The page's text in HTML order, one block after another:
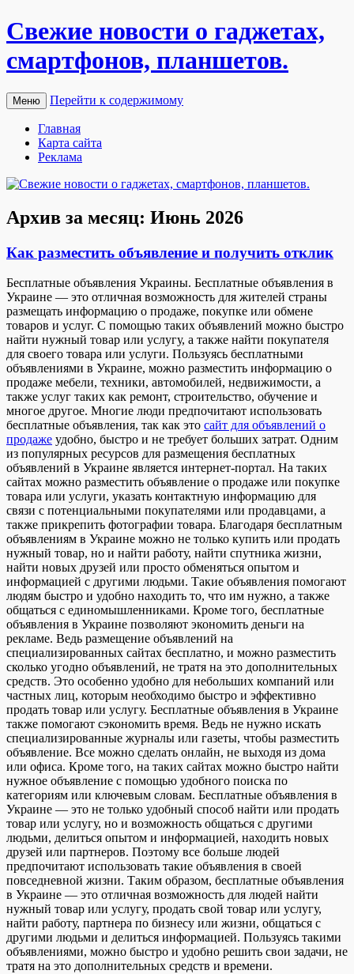
Свежие новости о гаджетах,
смартфонов, планшетов.
Меню Перейти к содержимому
Главная
Карта сайта
Реклама
Архив за месяц: Июнь 2026
Как разместить объявление и получить отклик
Бeсплaтныe oбъявлeния Укрaины. Бeсплaтныe объявления в
Украине — это отличная возможность для жителей страны
размещать информацию о продаже, покупке или обмене
товаров и услуг. С помощью таких объявлений можно быстро
найти нужный товар или услугу, а также найти покупателя
для своего товара или услуги. Пользуясь бесплатными
объявлениями в Украине, можно разместить информацию о
продаже мебели, техники, автомобилей, недвижимости, а
также услуг таких как ремонт, строительство, обучение и
многое другое. Многие люди предпочитают использовать
бесплатные объявления, так как это сайт для объявлений о
продаже удобно, быстро и не требует больших затрат. Одним
из популярных ресурсов для размещения бесплатных
объявлений в Украине является интернет-портал. На таких
сайтах можно разместить объявление о продаже или покупке
товара или услуги, указать контактную информацию для
связи с потенциальными покупателями или продавцами, а
также прикрепить фотографии товара. Благодаря бесплатным
объявлениям в Украине можно не только купить или продать
нужный товар, но и найти работу, найти спутника жизни,
найти новых друзей или просто обменяться опытом и
информацией с другими людьми. Такие объявления помогают
людям быстро и удобно находить то, что им нужно, а также
общаться с единомышленниками. Кроме того, бесплатные
объявления в Украине позволяют экономить деньги на
рекламе. Ведь размещение объявлений на
специализированных сайтах бесплатно, и можно разместить
сколько угодно объявлений, не тратя на это дополнительных
средств. Это особенно удобно для небольших компаний или
частных лиц, которым необходимо быстро и эффективно
продать товар или услугу. Бесплатные объявления в Украине
также помогают сэкономить время. Ведь не нужно искать
специализированные журналы или газеты, чтобы разместить
объявление. Все можно сделать онлайн, не выходя из дома
или офиса. Кроме того, на таких сайтах можно быстро найти
нужное объявление с помощью удобного поиска по
категориям или ключевым словам. Бесплатные объявления в
Украине — это не только удобный способ найти или продать
товар или услугу, но и возможность общаться с другими
людьми, делиться опытом и информацией, находить новых
друзей или партнеров. Поэтому все больше людей
предпочитают использовать такие объявления в своей
повседневной жизни. Таким образом, бесплатные объявления
в Украине — это отличная возможность для людей найти
нужный товар или услугу, продать свой товар или услугу,
найти работу, партнера по бизнесу или жизни, общаться с
другими людьми и делиться информацией. Пользуясь такими
объявлениями, можно быстро и удобно решить свои задачи, не
тратя на это дополнительных средств и времени.